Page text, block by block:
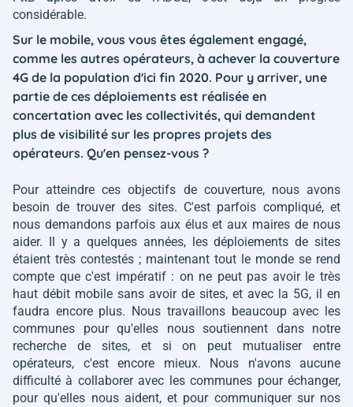
considérable.
Sur le mobile, vous vous êtes également engagé,
comme les autres opérateurs, à achever la couverture
4G de la population d'ici fin 2020. Pour y arriver, une
partie de ces déploiements est réalisée en
concertation avec les collectivités, qui demandent
plus de visibilité sur les propres projets des
opérateurs. Qu'en pensez-vous ?
Pour atteindre ces objectifs de couverture, nous avons
besoin de trouver des sites. C'est parfois compliqué, et
nous demandons parfois aux élus et aux maires de nous
aider. Il y a quelques années, les déploiements de sites
étaient très contestés ; maintenant tout le monde se rend
compte que c'est impératif : on ne peut pas avoir le très
haut débit mobile sans avoir de sites, et avec la 5G, il en
faudra encore plus. Nous travaillons beaucoup avec les
communes pour qu'elles nous soutiennent dans notre
recherche de sites, et si on peut mutualiser entre
opérateurs, c'est encore mieux. Nous n'avons aucune
difficulté à collaborer avec les communes pour échanger,
pour qu'elles nous aident, et pour communiquer sur nos